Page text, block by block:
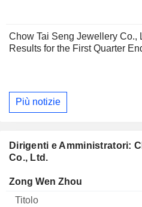
Chow Tai Seng Jewellery Co.,
Results for the First Quarter
Più notizie
Dirigenti e Amministratori:
Co., Ltd.
Manager Titolo
Zong Wen Zhou